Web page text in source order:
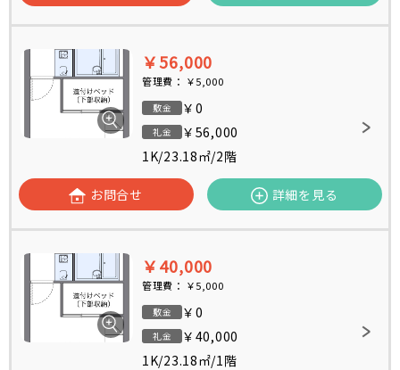
￥56,000
管理費： ￥5,000
敷金 ￥0
礼金
￥56,000
1K/23.18㎡/2階
お問合せ 詳細を見る
￥40,000
管理費： ￥5,000
敷金 ￥0
礼金
￥40,000
1K/23.18㎡/1階